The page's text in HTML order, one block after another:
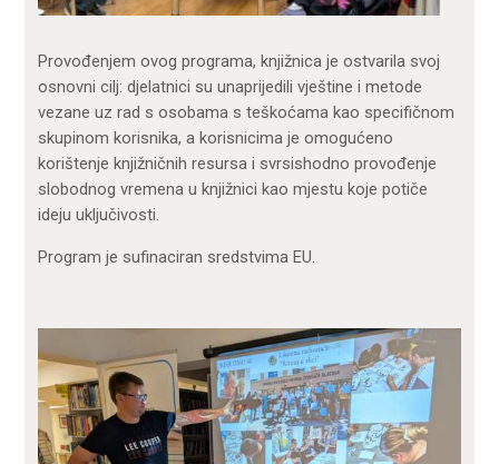
Provođenjem ovog programa, knjižnica je ostvarila svoj
osnovni cilj: djelatnici su unaprijedili vještine i metode
vezane uz rad s osobama s teškoćama kao specifičnom
skupinom korisnika, a korisnicima je omogućeno
korištenje knjižničnih resursa i svrsishodno provođenje
slobodnog vremena u knjižnici kao mjestu koje potiče
ideju uključivosti.
Program je sufinaciran sredstvima EU.